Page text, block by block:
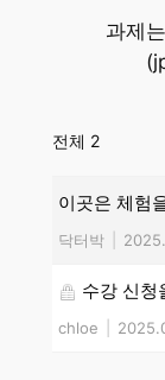
과제
전체 2
이곳은 체험
닥터박
수강 신청
chloe